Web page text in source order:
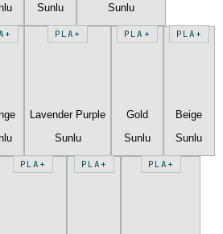
Sunlu
Sunlu
PLA+
Lavender Purple
Sunlu
PLA+
Gold
Sunlu
PLA+
Beige
Sunlu
PLA+ PLA+ PLA+